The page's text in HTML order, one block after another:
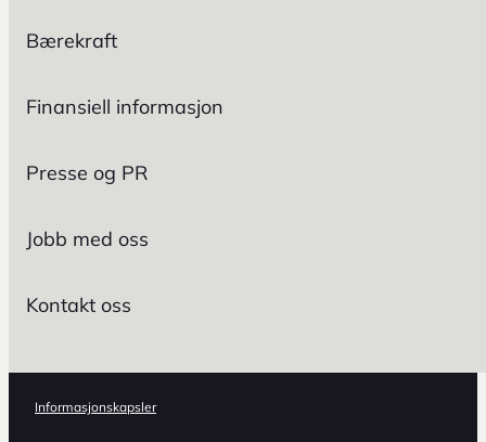
Bærekraft
Finansiell informasjon
Presse og PR
Jobb med oss
Kontakt oss
Informasjonskapsler